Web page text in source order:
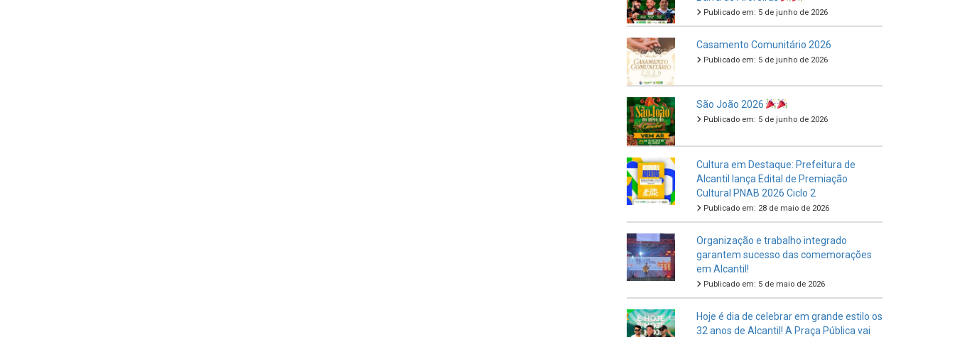
Publicado em: 5 de junho de 2026
Casamento Comunitário 2026
Publicado em: 5 de junho de 2026
São João 2026
Publicado em: 5 de junho de 2026
Cultura em Destaque: Prefeitura de
Alcantil lança Edital de Premiação
Cultural PNAB 2026 Ciclo 2
Publicado em: 28 de maio de 2026
Organização e trabalho integrado
garantem sucesso das comemorações
em Alcantil!
Publicado em: 5 de maio de 2026
Hoje é dia de celebrar em grande estilo os
32 anos de Alcantil! A Praça Pública vai